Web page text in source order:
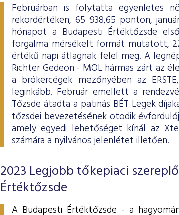
Februárban is folytatta egyenletes
rekordértéken, 65 938,65 ponton,
hónapot a Budapesti Értéktőzsde
forgalma mérsékelt formát mutatott,
értékű napi átlagnak felel meg. A
Richter Gedeon - MOL hármas zárt az
a brókercégek mezőnyében az
leginkább. Február emellett a
Tőzsde átadta a patinás BÉT Legek
tőzsdei bevezetésének ötödik
amely egyedi lehetőséget kínál az
számára a nyilvános jelenlétet illetően.
2023 Legjobb tőkepiaci
Értéktőzsde
A Budapesti Értéktőzsde - a